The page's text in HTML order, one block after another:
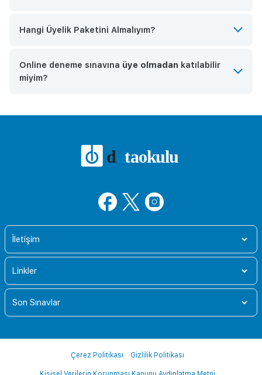
Hangi Üyelik Paketini Almalıyım?
Online deneme sınavına üye olmadan katılabilir
miyim?
dataokulu
İletişim
Linkler
Son Sınavlar
Çerez Politikası Gizlilik Politikası